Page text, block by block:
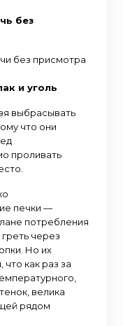
без
без присмотра
и уголь
выбрасывать
что они
проливать
печки —
потребления
через
Но их
как раз за
велика
рядом